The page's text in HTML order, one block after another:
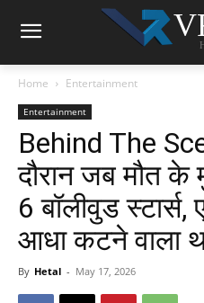
Home Entertainment
Entertainment
Behind The
दौरान जब मौत
6 बॉलीवुड
आधा कटने वाला
By Hetal - May 17, 2026